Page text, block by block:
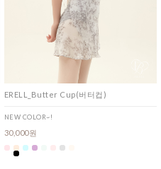
ERELL_Butter Cup(버터컵)
NEW COLOR~!
30,000원